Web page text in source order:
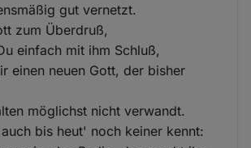
gut vernetzt.
zum Überdruß,
einfach mit ihm Schluß,
einen neuen Gott, der bisher
möglichst nicht verwandt.
bis heut' noch keiner kennt: